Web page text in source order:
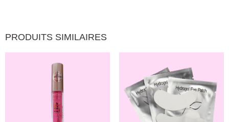
PRODUITS SIMILAIRES